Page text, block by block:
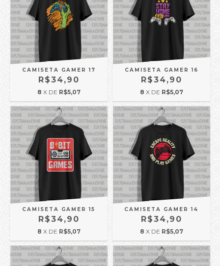
CAMISETA GAMER 17
R$34,90
8 X DE R$5,07
CAMISETA GAMER 16
R$34,90
8 X DE R$5,07
CAMISETA GAMER 15
R$34,90
8 X DE R$5,07
CAMISETA GAMER 14
R$34,90
8 X DE R$5,07